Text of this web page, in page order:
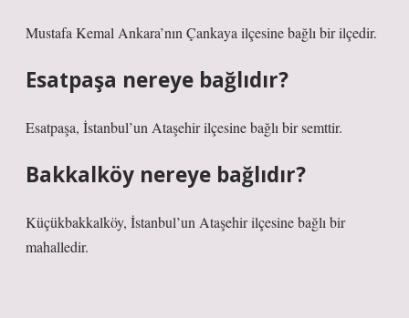
Mustafa Kemal Ankara’nın Çankaya ilçesine bağlı bir ilçedir.
Esatpaşa nereye bağlıdır?
Esatpaşa, İstanbul’un Ataşehir ilçesine bağlı bir semttir.
Bakkalköy nereye bağlıdır?
Küçükbakkalköy, İstanbul’un Ataşehir ilçesine bağlı bir
mahalledir.